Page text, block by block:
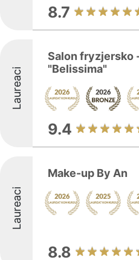
8.7
Laureaci
Salon fryzjersko
"Belissima"
9.4
Laureaci
Make-up By An
8.8